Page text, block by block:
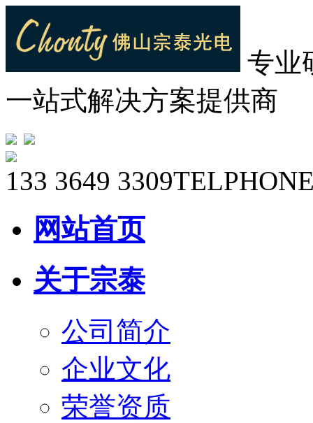
专业
一站式解决方案提供商
133 3649 3309
网站首页
关于宗泰
公司简介
企业文化
荣誉资质